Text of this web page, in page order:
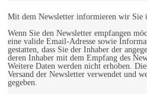
Mit dem Newsletter informieren wir Sie
Wenn Sie den Newsletter empfangen
eine valide Email-Adresse sowie
gestatten, dass Sie der Inhaber der
deren Inhaber mit dem Empfang des
Weitere Daten werden nicht erhoben.
Versand der Newsletter verwendet und
gegeben.